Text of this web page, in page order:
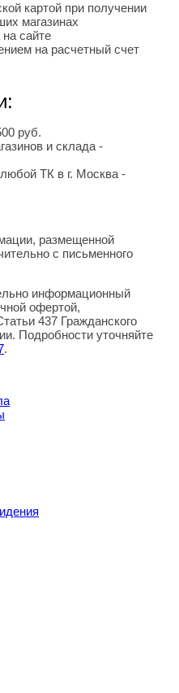
картой при получении
магазинах
сайте
на расчетный счет
руб.
и склада -
ТК в г. Москва -
размещенной
с письменного
информационный
офертой,
437 Гражданского
Подробности уточняйте
.